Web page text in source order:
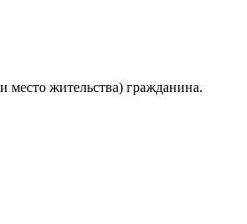
место жительства) гражданина.